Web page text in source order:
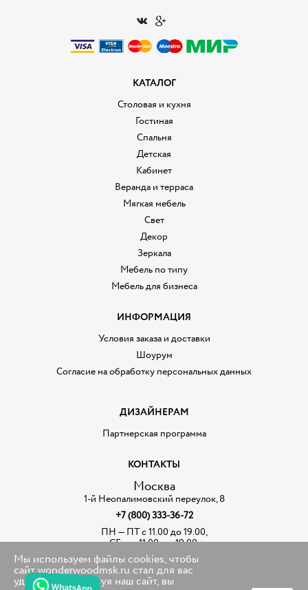
КАТАЛОГ
Столовая и кухня
Гостиная
Спальня
Детская
Кабинет
Веранда и терраса
Мягкая мебель
Свет
Декор
Зеркала
Мебель по типу
Мебель для бизнеса
ИНФОРМАЦИЯ
Условия заказа и доставки
Шоурум
Согласие на обработку персональных данных
ДИЗАЙНЕРАМ
Партнерская программа
КОНТАКТЫ
Москва
1-й Неопалимовский переулок, 8
+7 (800) 333-36-72
ПН — ПТ с 11.00 до 19.00,
СБ — с 11.00. до 19.00,
воскресенье — выходной
Карта проезда
Мы используем файлы cookies, чтобы
сайт wonderwoodmsk.ru стал для вас
удобнее. Используя наш сайт, вы